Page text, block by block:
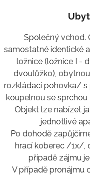
Společný vchod.
samostatné identické
ložnice (ložnice I -
dvoulůžko),
rozkládací pohovka/ s
koupelnou se
Objekt lze nabízet
jednotlivé
Po dohodě
hrací koberec /1x/,
případě zájmu
V případě pronájmu